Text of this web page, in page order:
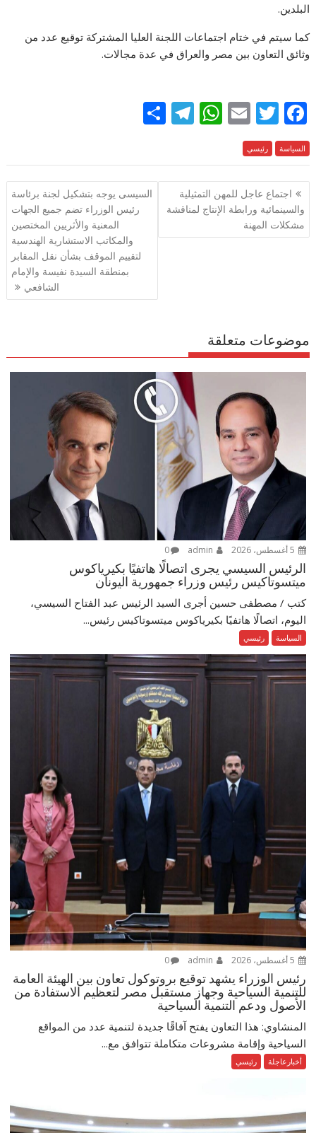
البلدين.
كما سيتم في ختام اجتماعات اللجنة العليا المشتركة توقيع عدد من
وثائق التعاون بين مصر والعراق في عدة مجالات.
F
ac
e
b
o
o
T
w
itt
er
E
ai
l
W
at
s
A
T
e
gr
a
ar
e
السياسة رئيسي
تصفّح
المقالات
اجتماع عاجل للمهن التمثيلية
والسينمائية ورابطة الإنتاج لمناقشة
مشكلات المهنة
السيسى يوجه بتشكيل لجنة برئاسة
رئيس الوزراء تضم جميع الجهات
المعنية والأثريين المختصين
والمكاتب الاستشارية الهندسية
لتقييم الموقف بشأن نقل المقابر
بمنطقة السيدة نفيسة والإمام
الشافعي
موضوعات متعلقة
0
الرئيس السيسي يجرى اتصالًا هاتفيًا بكيرياكوس
ميتسوتاكيس رئيس وزراء جمهورية اليونان
كتب / مصطفى حسين أجرى السيد الرئيس عبد الفتاح السيسي،
اليوم، اتصالًا هاتفيًا بكيرياكوس ميتسوتاكيس رئيس...
السياسة رئيسي
0
رئيس الوزراء يشهد توقيع بروتوكول تعاون بين الهيئة العامة
للتنمية السياحية وجهاز مستقبل مصر لتعظيم الاستفادة من
الأصول ودعم التنمية السياحية
المنشاوي: هذا التعاون يفتح آفاقًا جديدة لتنمية عدد من المواقع
السياحية وإقامة مشروعات متكاملة تتوافق مع...
أخبارعاجلة رئيسي